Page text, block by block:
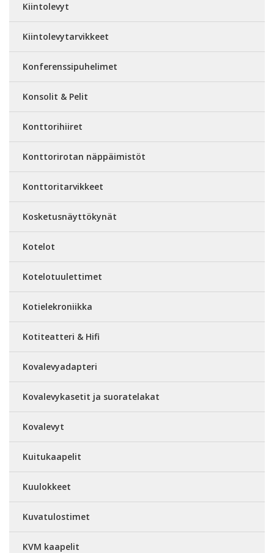
Kiintolevyt
Kiintolevytarvikkeet
Konferenssipuhelimet
Konsolit & Pelit
Konttorihiiret
Konttorirotan näppäimistöt
Konttoritarvikkeet
Kosketusnäyttökynät
Kotelot
Kotelotuulettimet
Kotielekroniikka
Kotiteatteri & Hifi
Kovalevyadapteri
Kovalevykasetit ja suoratelakat
Kovalevyt
Kuitukaapelit
Kuulokkeet
Kuvatulostimet
KVM kaapelit